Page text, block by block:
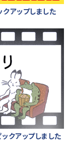
アップしました
クアップしました